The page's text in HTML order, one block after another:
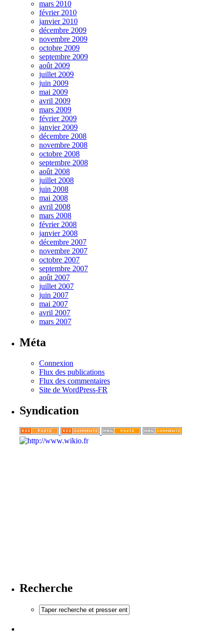
mars 2010
février 2010
janvier 2010
décembre 2009
novembre 2009
octobre 2009
septembre 2009
août 2009
juillet 2009
juin 2009
mai 2009
avril 2009
mars 2009
février 2009
janvier 2009
décembre 2008
novembre 2008
octobre 2008
septembre 2008
août 2008
juillet 2008
juin 2008
mai 2008
avril 2008
mars 2008
février 2008
janvier 2008
décembre 2007
novembre 2007
octobre 2007
septembre 2007
août 2007
juillet 2007
juin 2007
mai 2007
avril 2007
mars 2007
Méta
Connexion
Flux des publications
Flux des commentaires
Site de WordPress-FR
Syndication
Recherche